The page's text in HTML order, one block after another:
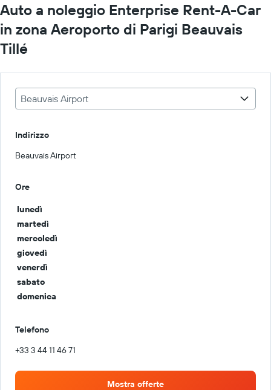
Auto a noleggio Enterprise Rent-A-Car
in zona Aeroporto di Parigi Beauvais
Tillé
Beauvais Airport
Indirizzo
Beauvais Airport
Ore
lunedì
martedì
mercoledì
giovedì
venerdì
sabato
domenica
Telefono
+33 3 44 11 46 71
Mostra offerte